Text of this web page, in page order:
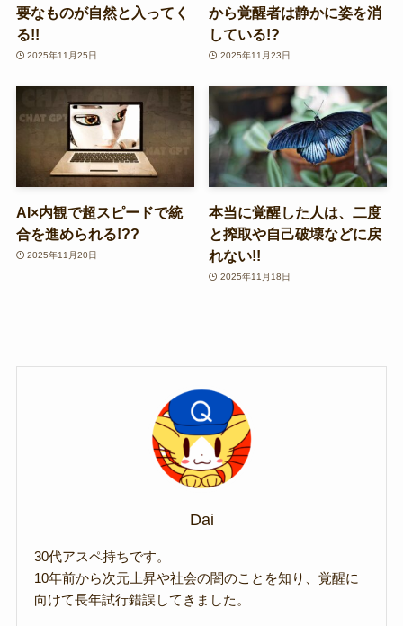
要なものが自然と入ってく
る!!
2025年11月25日
から覚醒者は静かに姿を消
している!?
2025年11月23日
AI×内観で超スピードで統
合を進められる!??
2025年11月20日
本当に覚醒した人は、二度
と搾取や自己破壊などに戻
れない!!
2025年11月18日
Dai
30代アスペ持ちです。
10年前から次元上昇や社会の闇のことを知り、覚醒に
向けて長年試行錯誤してきました。